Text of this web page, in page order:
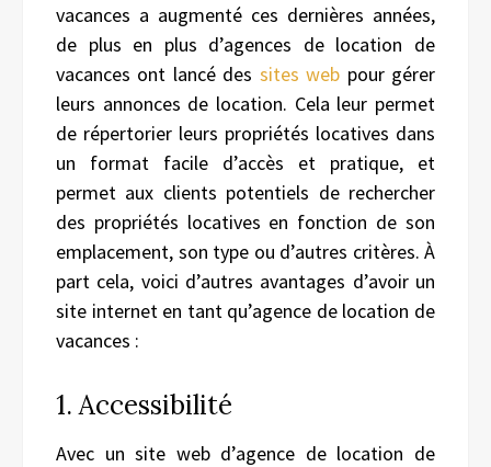
vacances a augmenté ces dernières années,
de plus en plus d’agences de location de
vacances ont lancé des sitesweb pour gérer
leurs annonces de location. Cela leur permet
de répertorier leurs propriétés locatives dans
un format facile d’accès et pratique, et
permet aux clients potentiels de rechercher
des propriétés locatives en fonction de son
emplacement, son type ou d’autres critères. À
part cela, voici d’autres avantages d’avoir un
site internet en tant qu’agence de location de
vacances :
1. Accessibilité
Avec un site web d’agence de location de